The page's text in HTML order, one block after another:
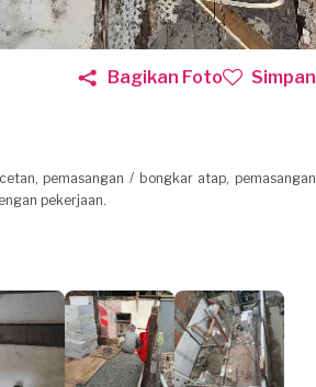
Bagikan Foto Simpan
pemasangan / bongkar atap, pemasangan
pekerjaan.